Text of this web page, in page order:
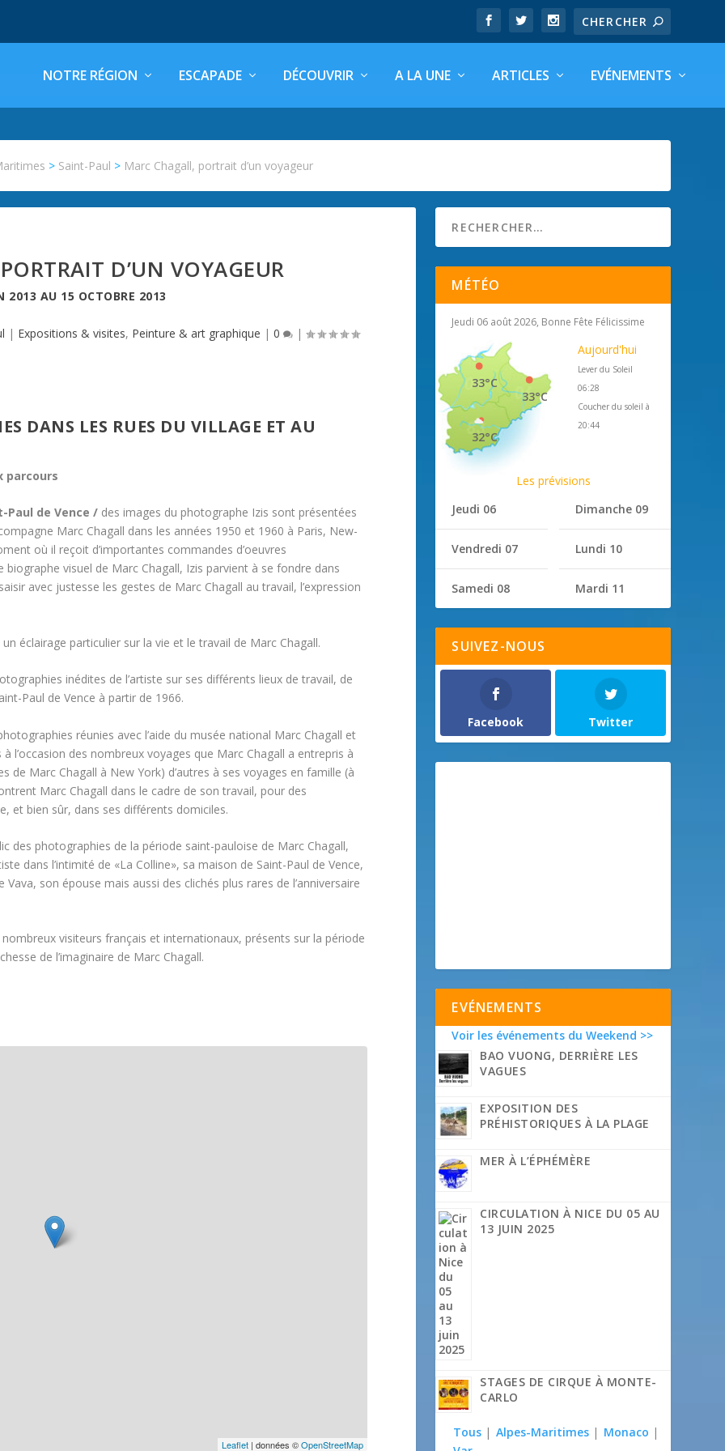
NOTRE RÉGION ESCAPADE DÉCOUVRIR A LA UNE ARTICLES EVÉNEMENTS
> Saint-Paul > Marc Chagall, portrait d’un voyageur
D’UN VOYAGEUR
2013 AU 15 OCTOBRE 2013
| Expositions & visites, Peinture & art graphique | 0 |
DANS LES RUES DU VILLAGE ET AU
parcours
Paul de Vence / des images du photographe Izis sont présentées
Marc Chagall dans les années 1950 et 1960 à Paris, New-
où il reçoit d’importantes commandes d’oeuvres
biographe visuel de Marc Chagall, Izis parvient à se fondre dans
avec justesse les gestes de Marc Chagall au travail, l’expression
éclairage particulier sur la vie et le travail de Marc Chagall.
inédites de l’artiste sur ses différents lieux de travail, de
Paul de Vence à partir de 1966.
réunies avec l’aide du musée national Marc Chagall et
l’occasion des nombreux voyages que Marc Chagall a entrepris à
de Marc Chagall à New York) d’autres à ses voyages en famille (à
Marc Chagall dans le cadre de son travail, pour des
et bien sûr, dans ses différents domiciles.
des photographies de la période saint-pauloise de Marc Chagall,
dans l’intimité de «La Colline», sa maison de Saint-Paul de Vence,
son épouse mais aussi des clichés plus rares de l’anniversaire
visiteurs français et internationaux, présents sur la période
de l’imaginaire de Marc Chagall.
Leaflet | données ©OpenStreetMap
MÉTÉO
Jeudi 06 août 2026, Bonne Fête Félicissime
33°C
33°C
32°C
Aujourd'hui
Lever du Soleil
06:28
Coucher du soleil à
20:44
Les prévisions
Jeudi 06
Vendredi 07
Samedi 08
Dimanche 09
Lundi 10
Mardi 11
SUIVEZ-NOUS
Facebook Twitter
EVÉNEMENTS
Voir les événements du Weekend >>
BAO VUONG, DERRIÈRE LES
VAGUES
EXPOSITION DES
PRÉHISTORIQUES À LA PLAGE
MER À L’ÉPHÉMÈRE
CIRCULATION À NICE DU 05 AU
13 JUIN 2025
STAGES DE CIRQUE À MONTE-
CARLO
Tous | Alpes-Maritimes | Monaco |